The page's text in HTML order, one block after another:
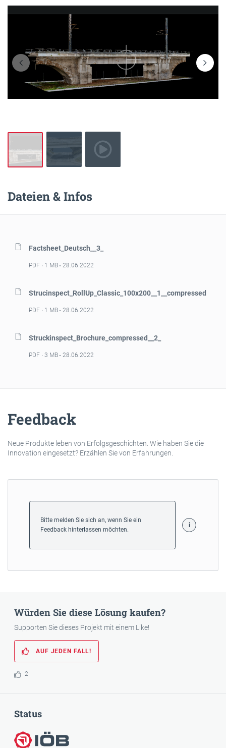
Dateien & Infos
Factsheet_Deutsch__3_
PDF 1 MB 28.06.2022
Strucinspect_RollUp_Classic_100x200__1__compressed
PDF 1 MB 28.06.2022
Struckinspect_Brochure_compressed__2_
PDF 3 MB 28.06.2022
Feedback
Neue Produkte leben von Erfolgsgeschichten. Wie haben Sie die
Innovation eingesetzt? Erzählen Sie von Erfahrungen.
Bitte melden Sie sich an, wenn Sie ein
Feedback hinterlassen möchten.
Würden Sie diese Lösung kaufen?
Supporten Sie dieses Projekt mit einem Like!
AUF JEDEN FALL!
2
Status
IÖB-ausgezeichnet